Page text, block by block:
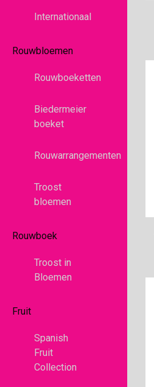
Internationaal
Rouwbloemen
Rouwboeketten
Biedermeier
boeket
Rouwarrangementen
Troost
bloemen
Rouwboek
Troost in
Bloemen
Fruit
Spanish
Fruit
Collection